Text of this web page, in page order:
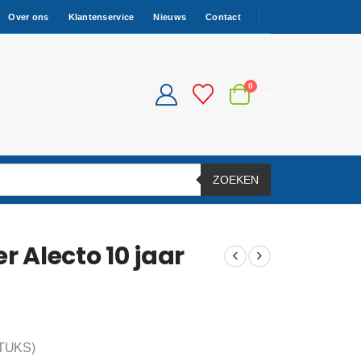
Over ons Klantenservice Nieuws Contact
0
ZOEKEN
Alecto 10 jaar